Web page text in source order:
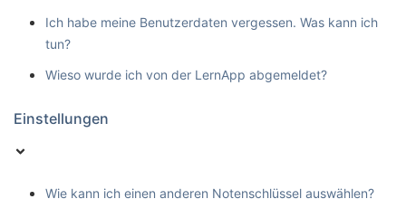
Ich habe meine Benutzerdaten vergessen. Was kann ich
tun?
Wieso wurde ich von der LernApp abgemeldet?
Einstellungen
Wie kann ich einen anderen Notenschlüssel auswählen?